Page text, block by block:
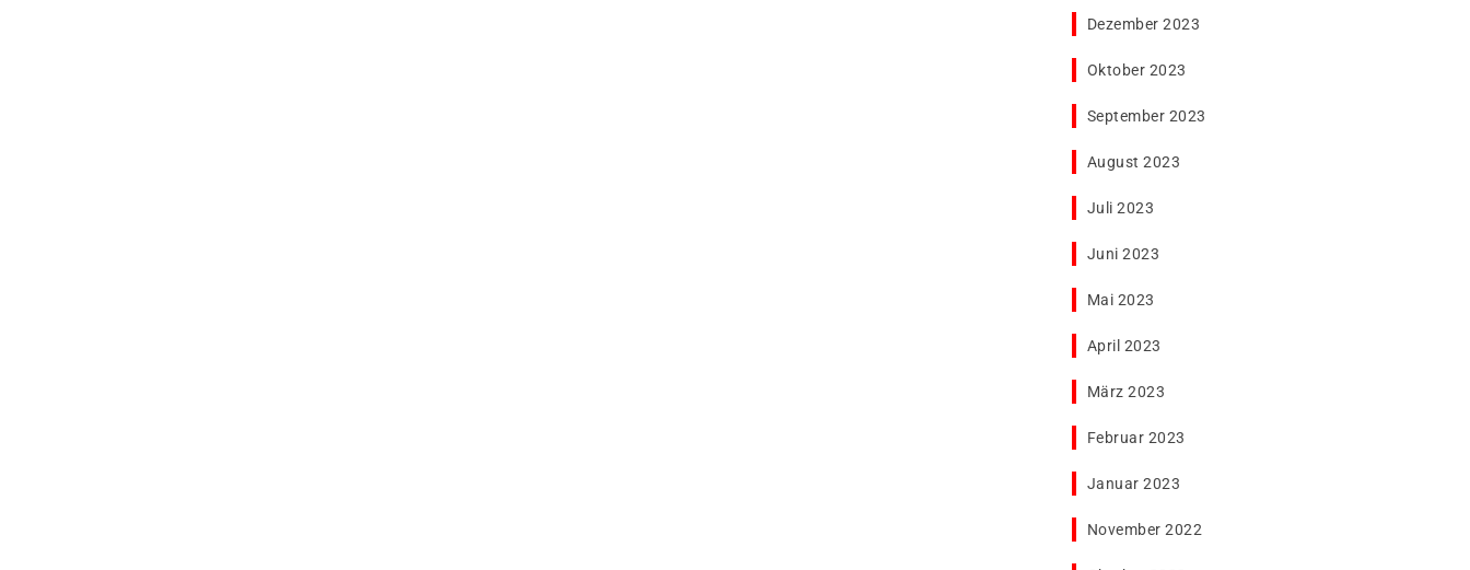
Dezember 2023
Oktober 2023
September 2023
August 2023
Juli 2023
Juni 2023
Mai 2023
April 2023
März 2023
Februar 2023
Januar 2023
November 2022